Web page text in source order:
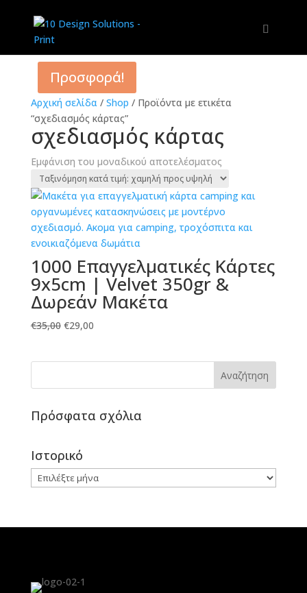
Αρχική σελίδα/ Shop / Προϊόντα με ετικέτα
“σχεδιασμός κάρτας”
σχεδιασμός κάρτας
Εμφάνιση του μοναδικού αποτελέσματος
Προσφορά!
1000 Επαγγελματικές Κάρτες
9x5cm | Velvet 350gr &
Δωρεάν Μακέτα
€35,00 Original
€29,00Η
€29,00.
Πρόσφατα σχόλια
Ιστορικό
Ιστορικό